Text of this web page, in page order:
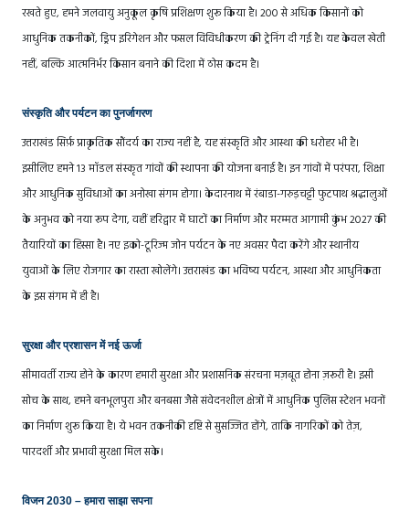
रखते हुए, हमने जलवायु अनुकूल कृषि प्रशिक्षण शुरू किया है। 200 से अधिक किसानों को
आधुनिक तकनीकों, ड्रिप इरिगेशन और फसल विविधीकरण की ट्रेनिंग दी गई है। यह केवल खेती
नहीं, बल्कि आत्मनिर्भर किसान बनाने की दिशा में ठोस कदम है।
संस्कृति और पर्यटन का पुनर्जागरण
उत्तराखंड सिर्फ़ प्राकृतिक सौंदर्य का राज्य नहीं है, यह संस्कृति और आस्था की धरोहर भी है।
इसीलिए हमने 13 मॉडल संस्कृत गांवों की स्थापना की योजना बनाई है। इन गांवों में परंपरा, शिक्षा
और आधुनिक सुविधाओं का अनोखा संगम होगा। केदारनाथ में रंबाडा-गरुड़चट्टी फुटपाथ श्रद्धालुओं
के अनुभव को नया रूप देगा, वहीं हरिद्वार में घाटों का निर्माण और मरम्मत आगामी कुंभ 2027 की
तैयारियों का हिस्सा है। नए इको-टूरिज्म जोन पर्यटन के नए अवसर पैदा करेंगे और स्थानीय
युवाओं के लिए रोजगार का रास्ता खोलेंगे। उत्तराखंड का भविष्य पर्यटन, आस्था और आधुनिकता
के इस संगम में ही है।
सुरक्षा और प्रशासन में नई ऊर्जा
सीमावर्ती राज्य होने के कारण हमारी सुरक्षा और प्रशासनिक संरचना मज़बूत होना ज़रूरी है। इसी
सोच के साथ, हमने बनभूलपुरा और बनबसा जैसे संवेदनशील क्षेत्रों में आधुनिक पुलिस स्टेशन भवनों
का निर्माण शुरू किया है। ये भवन तकनीकी दृष्टि से सुसज्जित होंगे, ताकि नागरिकों को तेज़,
पारदर्शी और प्रभावी सुरक्षा मिल सके।
विजन 2030 – हमारा साझा सपना